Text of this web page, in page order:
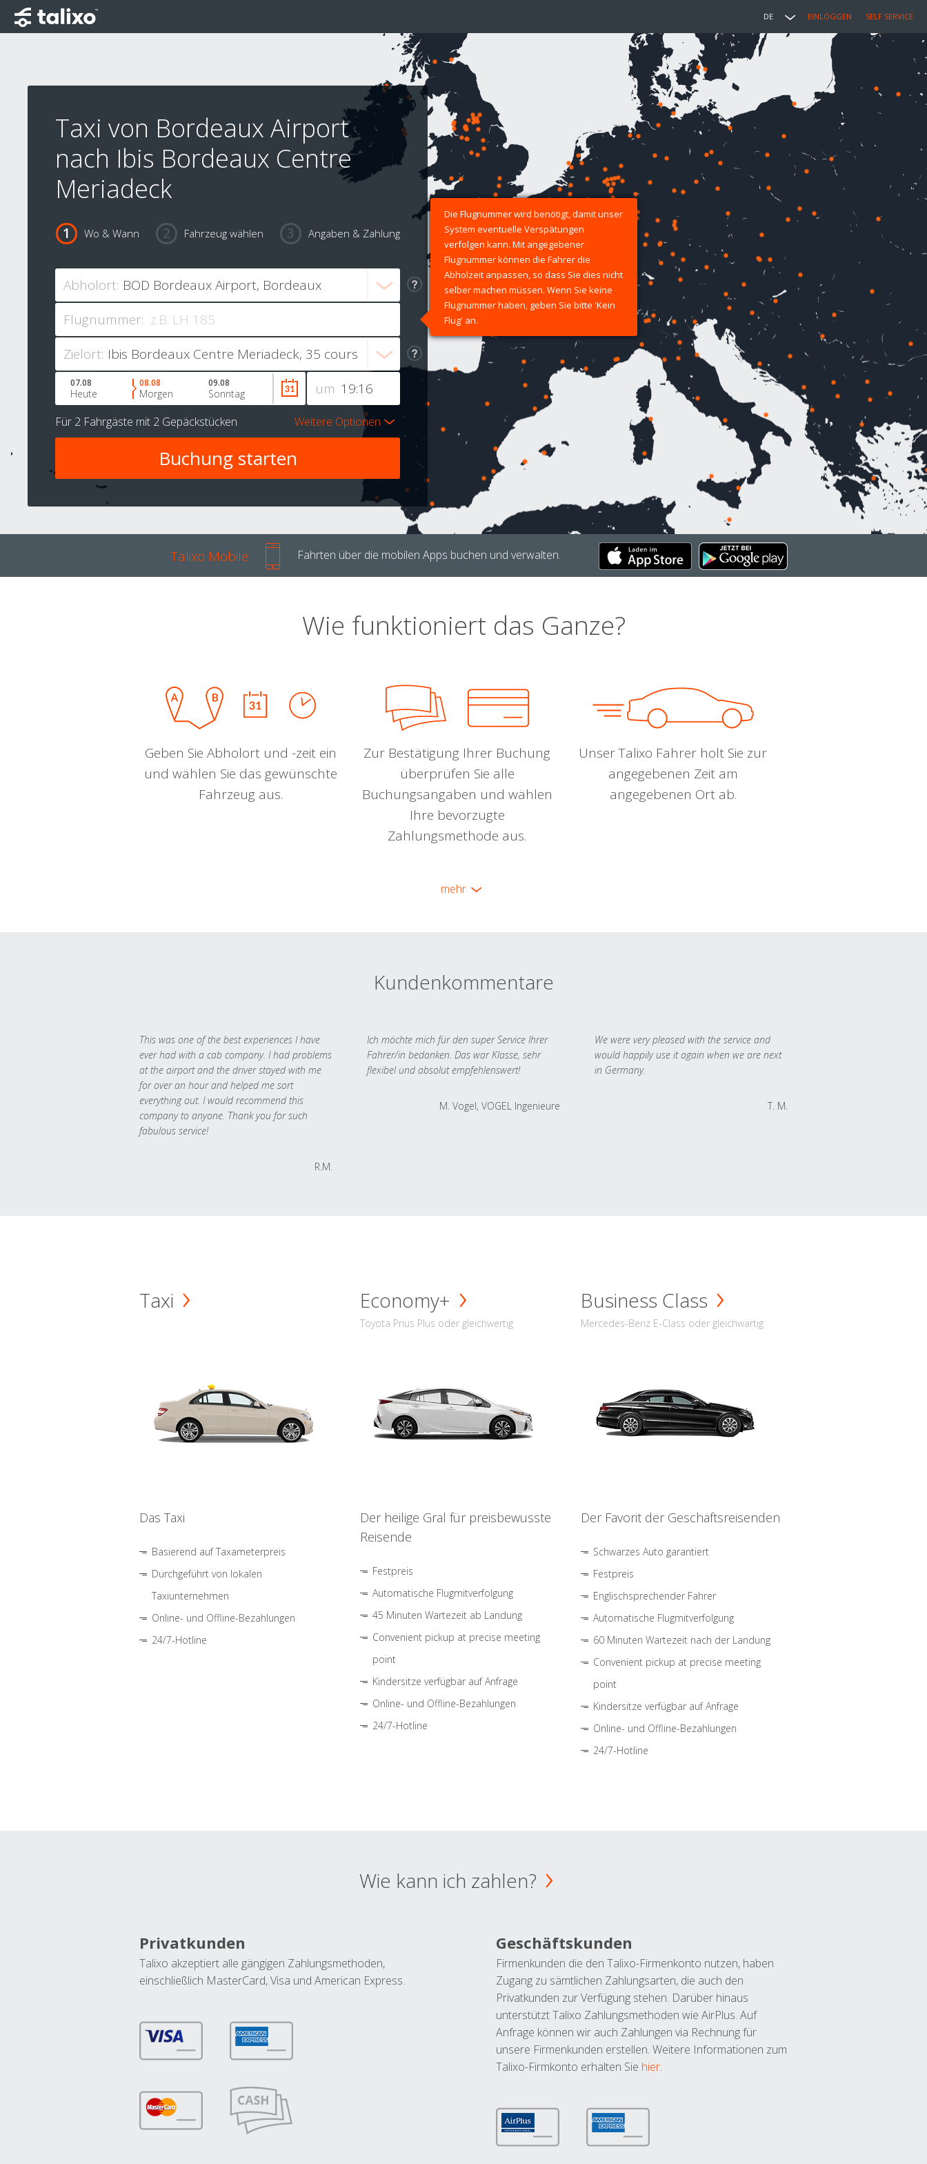
DE EINLOGGEN SELF SERVICE
Taxi von Bordeaux Airport
nach Ibis Bordeaux Centre
Meriadeck
Wo & Wann Fahrzeug wählen Angaben & Zahlung
Abholort:
Flugnummer:
Die Flugnummer wird benötigt, damit unser
System eventuelle Verspätungen
verfolgen kann. Mit angegebener
Flugnummer können die Fahrer die
Abholzeit anpassen, so dass Sie dies nicht
selber machen müssen. Wenn Sie keine
Flugnummer haben, geben Sie bitte 'Kein
Flug' an.
Zielort:
um
07.08
Heute
08.08
Morgen
09.08
Sonntag
Für 2 Fahrgäste mit 2 Gepäckstücken Weitere Optionen
Talixo Mobile Fahrten über die mobilen Apps buchen und verwalten.
Wie funktioniert das Ganze?
Geben Sie Abholort und -zeit ein
und wählen Sie das gewünschte
Fahrzeug aus.
Zur Bestätigung Ihrer Buchung
überprüfen Sie alle
Buchungsangaben und wählen
Ihre bevorzugte
Zahlungsmethode aus.
Unser Talixo Fahrer holt Sie zur
angegebenen Zeit am
angegebenen Ort ab.
mehr
Kundenkommentare
This was one of the best experiences I have
ever had with a cab company. I had problems
at the airport and the driver stayed with me
for over an hour and helped me sort
everything out. I would recommend this
company to anyone. Thank you for such
fabulous service!
R.M.
Ich möchte mich für den super Service Ihrer
Fahrer/in bedanken. Das war Klasse, sehr
flexibel und absolut empfehlenswert!
M. Vogel, VOGEL Ingenieure
We were very pleased with the service and
would happily use it again when we are next
in Germany.
T. M.
Taxi
Das Taxi
Basierend auf Taxameterpreis
Durchgeführt von lokalen
Taxiunternehmen
Online- und Offline-Bezahlungen
24/7-Hotline
Economy+
Toyota Prius Plus oder gleichwertig
Der heilige Gral für preisbewusste
Reisende
Festpreis
Automatische Flugmitverfolgung
45 Minuten Wartezeit ab Landung
Convenient pickup at precise meeting
point
Kindersitze verfügbar auf Anfrage
Online- und Offline-Bezahlungen
24/7-Hotline
Business Class
Mercedes-Benz E-Class oder gleichwärtig
Der Favorit der Geschäftsreisenden
Schwarzes Auto garantiert
Festpreis
Englischsprechender Fahrer
Automatische Flugmitverfolgung
60 Minuten Wartezeit nach der Landung
Convenient pickup at precise meeting
point
Kindersitze verfügbar auf Anfrage
Online- und Offline-Bezahlungen
24/7-Hotline
Wie kann ich zahlen?
Privatkunden
Talixo akzeptiert alle gängigen Zahlungsmethoden,
einschließlich MasterCard, Visa und American Express.
Geschäftskunden
Firmenkunden die den Talixo-Firmenkonto nutzen, haben
Zugang zu sämtlichen Zahlungsarten, die auch den
Privatkunden zur Verfügung stehen. Darüber hinaus
unterstützt Talixo Zahlungsmethoden wie AirPlus. Auf
Anfrage können wir auch Zahlungen via Rechnung für
unsere Firmenkunden erstellen. Weitere Informationen zum
Talixo-Firmkonto erhalten Sie hier.